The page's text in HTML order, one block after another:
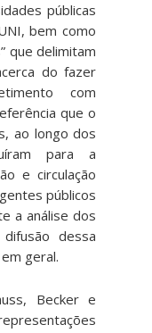
públicas
bem como
que delimitam
do fazer
com
que o
ao longo dos
para a
e circulação
públicos
a análise dos
dessa
geral.
Becker e